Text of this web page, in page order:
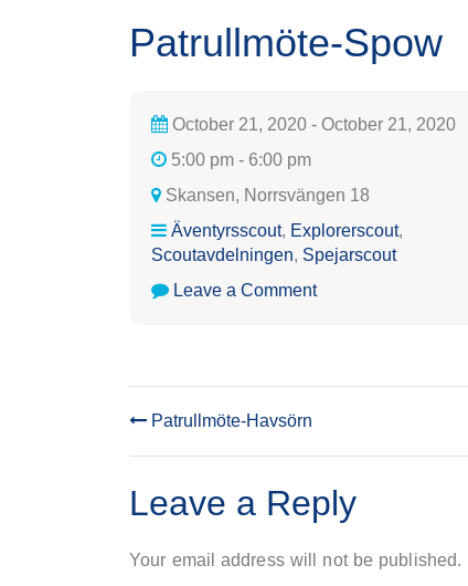
Patrullmöte-Spow
October 21, 2020 - October 21, 2020
5:00 pm - 6:00 pm
Skansen, Norrsvängen 18
Äventyrsscout, Explorerscout,
Scoutavdelningen, Spejarscout
Leave a Commenton
POST
NAVIGATION
Patrullmöte-Havsörn
Leave a Reply
Your email address will not be published.